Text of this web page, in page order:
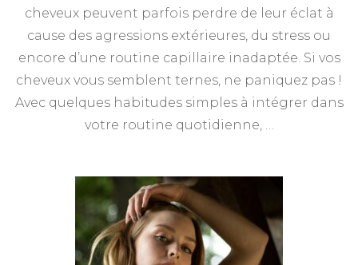
cheveux peuvent parfois perdre de leur éclat à
cause des agressions extérieures, du stress ou
encore d’une routine capillaire inadaptée. Si vos
cheveux vous semblent ternes, ne paniquez pas !
Avec quelques habitudes simples à intégrer dans
votre routine quotidienne, …